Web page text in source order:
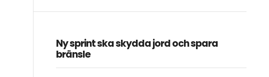
Ny sprint ska skydda jord och spara
bränsle